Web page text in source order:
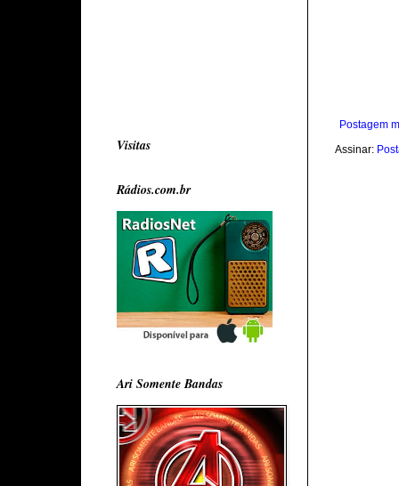
Postagem
Assinar:
Visitas
Rádios.com.br
Ari Somente Bandas